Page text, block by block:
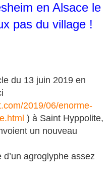
en Alsace le
pas du village !
du 13 juin 2019 en
2019/06/enorme-
) à Saint Hyppolite,
un nouveau
agroglyphe assez